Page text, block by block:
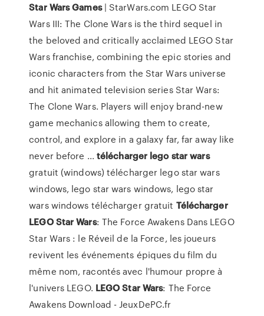
Star WarsGames| StarWars.com LEGO Star
Wars III: The Clone Wars is the third sequel in
the beloved and critically acclaimed LEGO Star
Wars franchise, combining the epic stories and
iconic characters from the Star Wars universe
and hit animated television series Star Wars:
The Clone Wars. Players will enjoy brand-new
game mechanics allowing them to create,
control, and explore in a galaxy far, far away like
never before ... télécharger lego star wars
gratuit (windows) télécharger lego star wars
windows, lego star wars windows, lego star
wars windows télécharger gratuit Télécharger
LEGO Star Wars: The Force Awakens Dans LEGO
Star Wars : le Réveil de la Force, les joueurs
revivent les événements épiques du film du
même nom, racontés avec l'humour propre à
l'univers LEGO. LEGO Star Wars: The Force
Awakens Download - JeuxDePC.fr